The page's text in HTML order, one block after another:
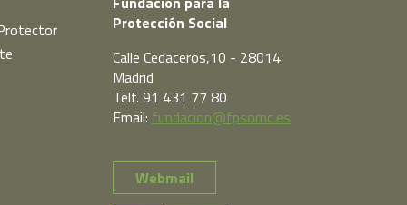
Protección Social
Calle Cedaceros,10 - 28014
Madrid
Telf. 91 431 77 80
Email: fundacion@fpsomc.es
Webmail